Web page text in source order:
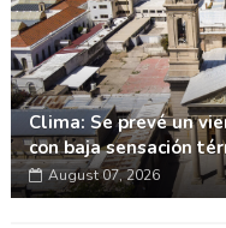
Clima: Se prevé un
con baja sensación
August 07, 2026